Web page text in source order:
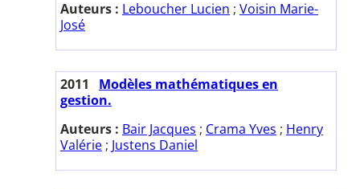
Auteurs : Leboucher Lucien ; Voisin Marie-
José
2011
Modèles mathématiques en
gestion.
Auteurs : Bair Jacques ; Crama Yves ; Henry
Valérie ; Justens Daniel